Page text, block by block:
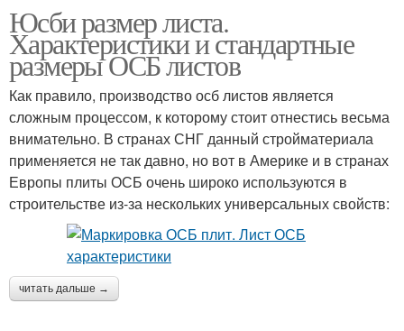
Юсби размер листа.
Характеристики и стандартные
размеры ОСБ листов
Как правило, производство осб листов является
сложным процессом, к которому стоит отнестись весьма
внимательно. В странах СНГ данный стройматериала
применяется не так давно, но вот в Америке и в странах
Европы плиты ОСБ очень широко используются в
строительстве из-за нескольких универсальных свойств:
читать дальше →